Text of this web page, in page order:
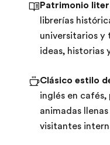
Patrimonio
librerías
universitarios
ideas, historias
Clásico estilo
inglés en cafés,
animadas
visitantes